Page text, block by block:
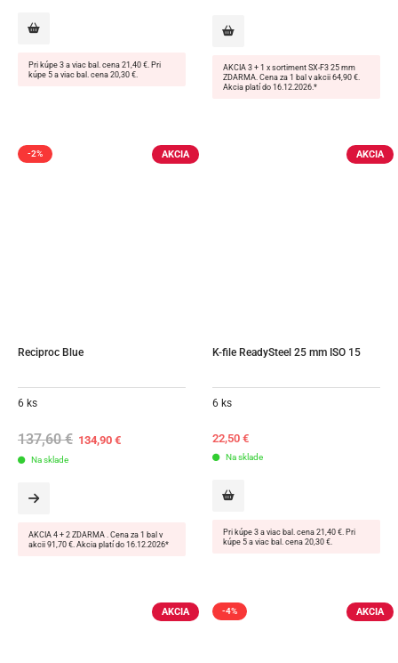
Pri kúpe 3 a viac bal. cena 21,40 €. Pri
kúpe 5 a viac bal. cena 20,30 €.
AKCIA 3 + 1 x sortiment SX-F3 25 mm
ZDARMA. Cena za 1 bal v akcii 64,90 €.
Akcia platí do 16.12.2026.*
AKCIA
-2%
Reciproc Blue
6 ks
137,60€ Original
price
134,90€Current
Na sklade
AKCIA 4 + 2 ZDARMA . Cena za 1 bal v
akcii 91,70 €. Akcia platí do 16.12.2026*
AKCIA
K-file ReadySteel 25 mm ISO 15
6 ks
22,50 €
Na sklade
Pri kúpe 3 a viac bal. cena 21,40 €. Pri
kúpe 5 a viac bal. cena 20,30 €.
AKCIA AKCIA
-4%